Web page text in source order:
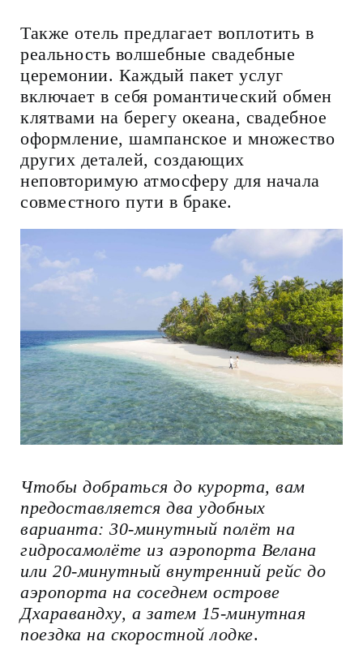
Также отель предлагает воплотить в
реальность волшебные свадебные
церемонии. Каждый пакет услуг
включает в себя романтический обмен
клятвами на берегу океана, свадебное
оформление, шампанское и множество
других деталей, создающих
неповторимую атмосферу для начала
совместного пути в браке.
Чтобы добраться до курорта, вам
предоставляется два удобных
варианта: 30-минутный полёт на
гидросамолёте из аэропорта Велана
или 20-минутный внутренний рейс до
аэропорта на соседнем острове
Дхаравандху, а затем 15-минутная
поездка на скоростной лодке.